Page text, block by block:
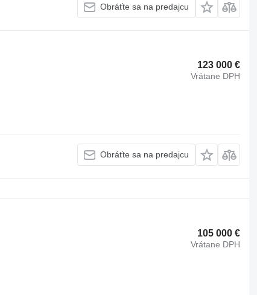
Obráťte sa na predajcu
123 000 €
Vrátane DPH
Obráťte sa na predajcu
105 000 €
Vrátane DPH